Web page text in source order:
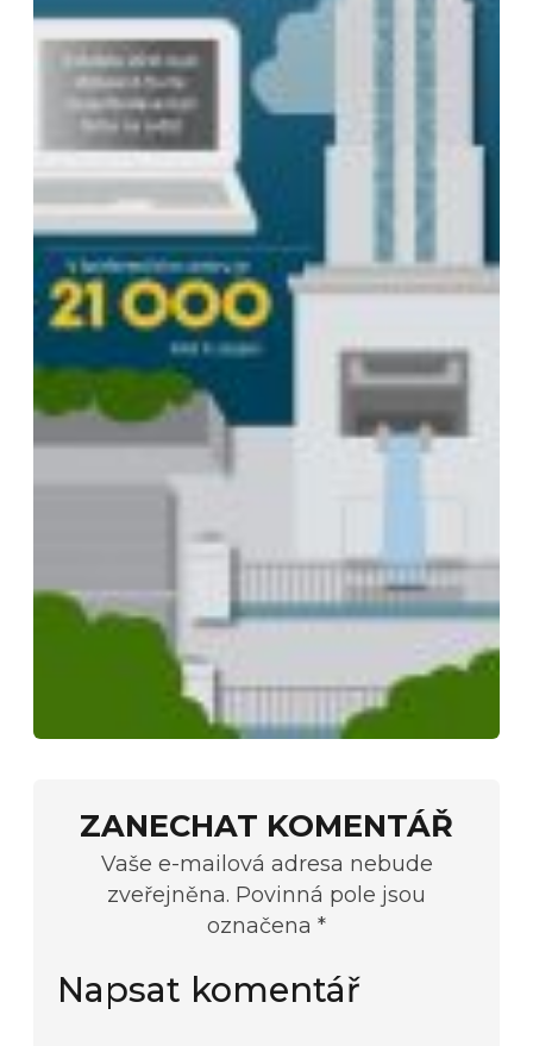
ZANECHAT KOMENTÁŘ
Vaše e-mailová adresa nebude
zveřejněna. Povinná pole jsou
označena *
Napsat komentář